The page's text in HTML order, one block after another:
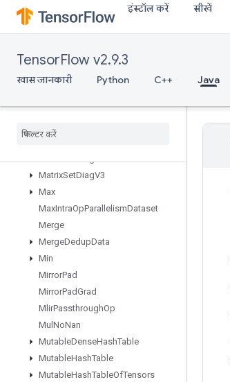
इंस्टॉल करें सीखें
TensorFlow v2.9.3
खास जानकारी Python C++ Java
MapPeek
MapSize
MapUnstage
MapUnstageNoKey
MatrixDiagPartV3
MatrixSetDiagV3
Max
MaxIntraOpParallelismDataset
Merge
MergeDedupData
Min
MirrorPad
MirrorPadGrad
MlirPassthroughOp
Mul NoNan
MutableDenseHashTable
MutableHashTable
MutableHashTableOfTensors